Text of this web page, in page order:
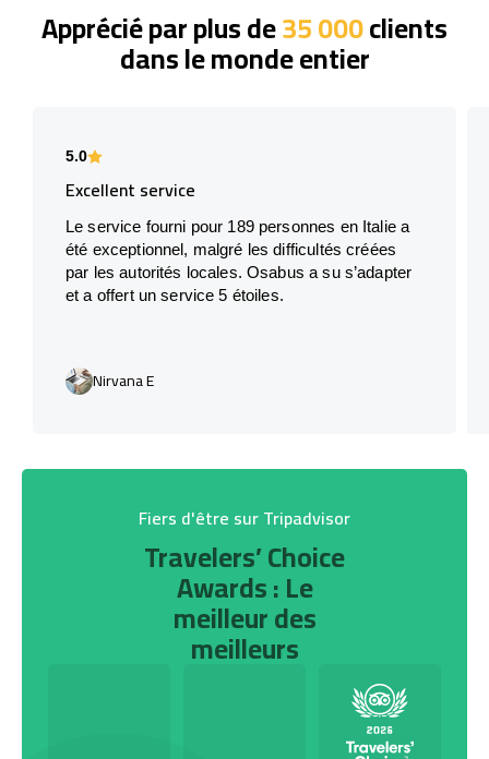
Apprécié par plus de35 000clients
dans le monde entier
5.0
Excellent service
Le service fourni pour 189 personnes en Italie a
été exceptionnel, malgré les difficultés créées
par les autorités locales. Osabus a su s’adapter
et a offert un service 5 étoiles.
Nirvana E
Fiers d'être sur Tripadvisor
Travelers’ Choice
Awards : Le
meilleur des
meilleurs